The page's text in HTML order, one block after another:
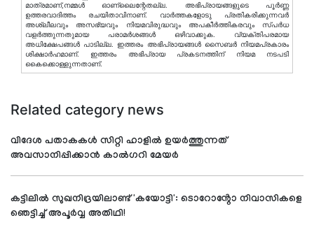
മാത്രമാണ്,നമ്മൾ ഓണ്ലൈന്റേതല്ല. അഭിപ്രായങ്ങളുടെ പൂർണ്ണ
ഉത്തരവാദിത്തം രചയിതാവിനാണ്. വാര്‍ത്തകളോടു പ്രതികരിക്കുന്നവര്‍
അശ്ലീലവും അസഭ്യവും നിയമവിരുദ്ധവും അപകീര്‍ത്തികരവും സ്പര്‍ധ
വളര്‍ത്തുന്നതുമായ പരാമര്‍ശങ്ങള്‍ ഒഴിവാക്കുക. വ്യക്തിപരമായ
അധിക്ഷേപങ്ങള്‍ പാടില്ല. ഇത്തരം അഭിപ്രായങ്ങള്‍ സൈബര്‍ നിയമപ്രകാരം
ശിക്ഷാര്‍ഹമാണ്. ഇത്തരം അഭിപ്രായ പ്രകടനത്തിന് നിയമ നടപടി
കൈക്കൊള്ളുന്നതാണ്.
Related category news
വിദേശ പതാകകൾ സിറ്റി ഹാളിൽ ഉയർത്തുന്നത്
അവസാനിപ്പിക്കാൻ കാൽഗറി മേയർ
കട്ടിലിൽ സുഖനിദ്രയിലാണ്ട് 'കയോട്ടി': ടൊറോൻ്റോ നിവാസികളെ
ഞെട്ടിച്ച് അപൂർവ്വ അതിഥി!